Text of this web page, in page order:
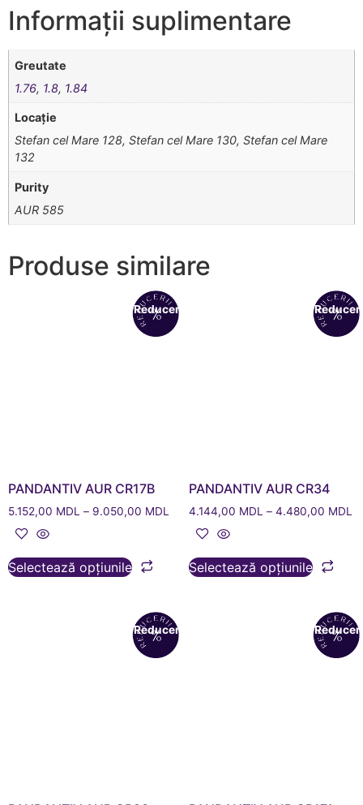
Informații suplimentare
Greutate
1.76, 1.8, 1.84
Locație
Stefan cel Mare 128, Stefan cel Mare 130, Stefan cel Mare
132
Purity
AUR 585
Produse similare
Reduceri!
PANDANTIV AUR CR17B
5.152,00 MDL – 9.050,00 MDL
Selectează opțiunile
PANDANTIV AUR CR34
4.144,00 MDL – 4.480,00 MDL
Selectează opțiunile
Reduceri!